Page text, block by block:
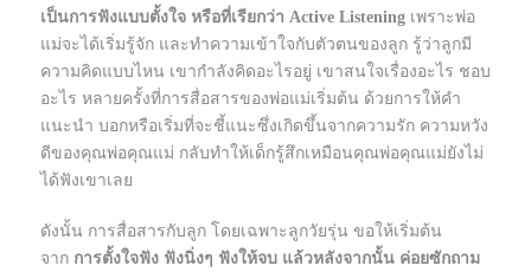
เป็นการฟังแบบตั้งใจ หรือที่เรียกว่า Active Listening เพราะพ่อ
แม่จะได้เริ่มรู้จัก และทำความเข้าใจกับตัวตนของลูก รู้ว่าลูกมี
ความคิดแบบไหน เขากำลังคิดอะไรอยู่ เขาสนใจเรื่องอะไร ชอบ
อะไร หลายครั้งที่การสื่อสารของพ่อแม่เริ่มต้น ด้วยการให้คำ
แนะนำ บอกหรือเริ่มที่จะชี้แนะซึ่งเกิดขึ้นจากความรัก ความหวัง
ดีของคุณพ่อคุณแม่ กลับทำให้เด็กรู้สึกเหมือนคุณพ่อคุณแม่ยังไม่
ได้ฟังเขาเลย
ดังนั้น การสื่อสารกับลูก โดยเฉพาะลูกวัยรุ่น ขอให้เริ่มต้น
จาก การตั้งใจฟัง ฟังนิ่งๆ ฟังให้จบ แล้วหลังจากนั้น ค่อยซักถาม